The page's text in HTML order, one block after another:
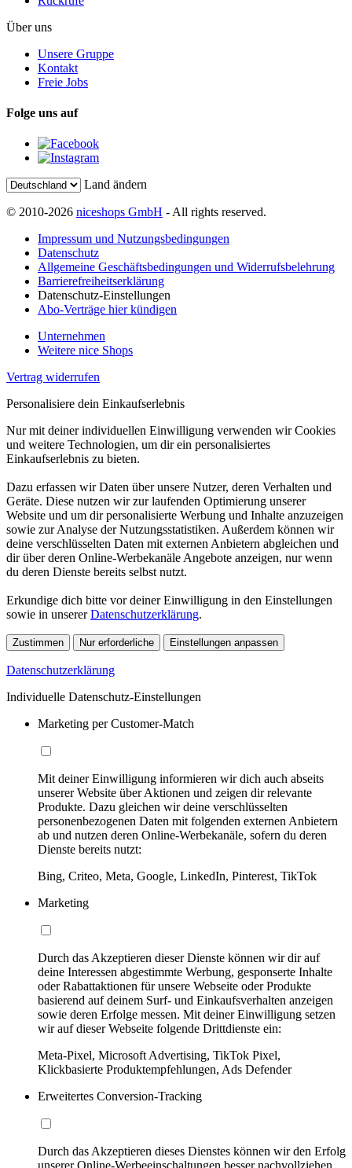
Über uns
Unsere Gruppe
Kontakt
Freie Jobs
Folge uns auf
Land ändern
© 2010-2026 niceshops GmbH - All rights reserved.
Impressum und Nutzungsbedingungen
Datenschutz
Allgemeine Geschäftsbedingungen und Widerrufsbelehrung
Barrierefreiheitserklärung
Datenschutz-Einstellungen
Abo-Verträge hier kündigen
Unternehmen
Weitere nice Shops
Vertrag widerrufen
Personalisiere dein Einkaufserlebnis
Nur mit deiner individuellen Einwilligung verwenden wir Cookies
und weitere Technologien, um dir ein personalisiertes
Einkaufserlebnis zu bieten.
Dazu erfassen wir Daten über unsere Nutzer, deren Verhalten und
Geräte. Diese nutzen wir zur laufenden Optimierung unserer
Website und um dir personalisierte Werbung und Inhalte anzuzeigen
sowie zur Analyse der Nutzungsstatistiken. Außerdem können wir
deine verschlüsselten Daten mit externen Anbietern abgleichen und
dir über deren Online-Werbekanäle Angebote anzeigen, nur wenn
du deren Dienste bereits selbst nutzt.
Erkundige dich bitte vor deiner Einwilligung in den Einstellungen
sowie in unsererDatenschutzerklärung.
Zustimmen Nur erforderliche Einstellungen anpassen
Datenschutzerklärung
Individuelle Datenschutz-Einstellungen
Marketing per Customer-Match
Mit deiner Einwilligung informieren wir dich auch abseits
unserer Website über Aktionen und zeigen dir relevante
Produkte. Dazu gleichen wir deine verschlüsselten
personenbezogenen Daten mit folgenden externen Anbietern
ab und nutzen deren Online-Werbekanäle, sofern du deren
Dienste bereits nutzt:
Bing, Criteo, Meta, Google, LinkedIn, Pinterest, TikTok
Marketing
Durch das Akzeptieren dieser Dienste können wir dir auf
deine Interessen abgestimmte Werbung, gesponserte Inhalte
oder Rabattaktionen für unsere Webseite oder Produkte
basierend auf deinem Surf- und Einkaufsverhalten anzeigen
sowie deren Erfolge messen. Mit deiner Einwilligung setzen
wir auf dieser Webseite folgende Drittdienste ein:
Meta-Pixel, Microsoft Advertising, TikTok Pixel,
Klickbasierte Produktempfehlungen, Ads Defender
Erweitertes Conversion-Tracking
Durch das Akzeptieren dieses Dienstes können wir den Erfolg